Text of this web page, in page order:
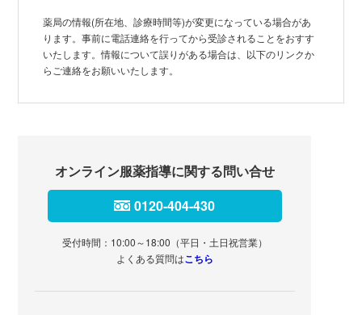
薬局の情報(所在地、診療時間等)が変更になっている場合があ
ります。事前に電話連絡を行ってから受診されることをおすす
いたします。情報について誤りがある場合は、以下のリンクか
らご連絡をお願いいたします。
オンライン服薬指導に関する問い合せ
0120-404-430
受付時間：10:00～18:00（平日・土日祝営業）
よくある質問はこちら